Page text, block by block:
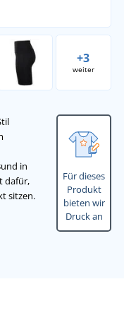
+3
weiter
in
dafür,
sitzen.
Für dieses
Produkt
bieten wir
Druck an